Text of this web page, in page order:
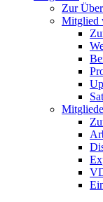
Zur
Mitglied